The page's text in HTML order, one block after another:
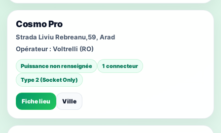
Cosmo Pro
Strada Liviu Rebreanu,59, Arad
Opérateur : Voltrelli (RO)
Puissance non renseignée
1 connecteur
Type 2 (Socket Only)
Fiche lieu Ville